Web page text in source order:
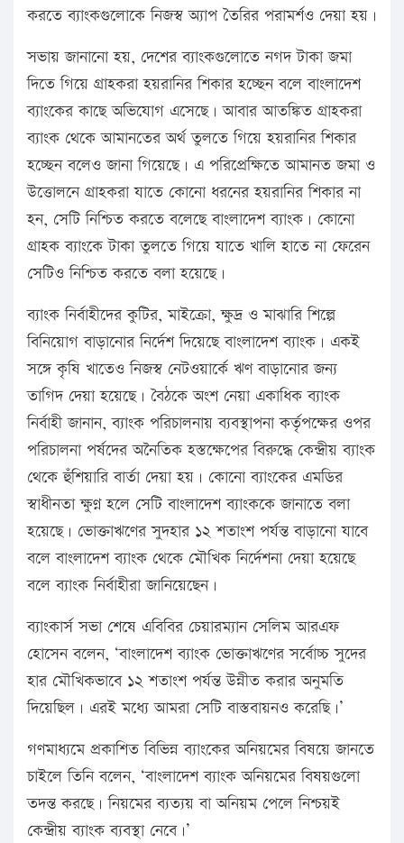
করতে ব্যাংকগুলোকে নিজস্ব অ্যাপ তৈরির পরামর্শও দেয়া হয়।
সভায় জানানো হয়, দেশের ব্যাংকগুলোতে নগদ টাকা জমা
দিতে গিয়ে গ্রাহকরা হয়রানির শিকার হচ্ছেন বলে বাংলাদেশ
ব্যাংকের কাছে অভিযোগ এসেছে। আবার আতঙ্কিত গ্রাহকরা
ব্যাংক থেকে আমানতের অর্থ তুলতে গিয়ে হয়রানির শিকার
হচ্ছেন বলেও জানা গিয়েছে। এ পরিপ্রেক্ষিতে আমানত জমা ও
উত্তোলনে গ্রাহকরা যাতে কোনো ধরনের হয়রানির শিকার না
হন, সেটি নিশ্চিত করতে বলেছে বাংলাদেশ ব্যাংক। কোনো
গ্রাহক ব্যাংকে টাকা তুলতে গিয়ে যাতে খালি হাতে না ফেরেন
সেটিও নিশ্চিত করতে বলা হয়েছে।
ব্যাংক নির্বাহীদের কুটির, মাইক্রো, ক্ষুদ্র ও মাঝারি শিল্পে
বিনিয়োগ বাড়ানোর নির্দেশ দিয়েছে বাংলাদেশ ব্যাংক। একই
সঙ্গে কৃষি খাতেও নিজস্ব নেটওয়ার্কে ঋণ বাড়ানোর জন্য
তাগিদ দেয়া হয়েছে। বৈঠকে অংশ নেয়া একাধিক ব্যাংক
নির্বাহী জানান, ব্যাংক পরিচালনায় ব্যবস্থাপনা কর্তৃপক্ষের ওপর
পরিচালনা পর্ষদের অনৈতিক হস্তক্ষেপের বিরুদ্ধে কেন্দ্রীয় ব্যাংক
থেকে হুঁশিয়ারি বার্তা দেয়া হয়। কোনো ব্যাংকের এমডির
স্বাধীনতা ক্ষুণ্ন হলে সেটি বাংলাদেশ ব্যাংককে জানাতে বলা
হয়েছে। ভোক্তাঋণের সুদহার ১২ শতাংশ পর্যন্ত বাড়ানো যাবে
বলে বাংলাদেশ ব্যাংক থেকে মৌখিক নির্দেশনা দেয়া হয়েছে
বলে ব্যাংক নির্বাহীরা জানিয়েছেন।
ব্যাংকার্স সভা শেষে এবিবির চেয়ারম্যান সেলিম আরএফ
হোসেন বলেন, ‘বাংলাদেশ ব্যাংক ভোক্তাঋণের সর্বোচ্চ সুদের
হার মৌখিকভাবে ১২ শতাংশ পর্যন্ত উন্নীত করার অনুমতি
দিয়েছিল। এরই মধ্যে আমরা সেটি বাস্তবায়নও করেছি।’
গণমাধ্যমে প্রকাশিত বিভিন্ন ব্যাংকের অনিয়মের বিষয়ে জানতে
চাইলে তিনি বলেন, ‘বাংলাদেশ ব্যাংক অনিয়মের বিষয়গুলো
তদন্ত করছে। নিয়মের ব্যত্যয় বা অনিয়ম পেলে নিশ্চয়ই
কেন্দ্রীয় ব্যাংক ব্যবস্থা নেবে।’